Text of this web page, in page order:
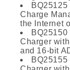
Charge
the Internet
Charger
and 16-bit